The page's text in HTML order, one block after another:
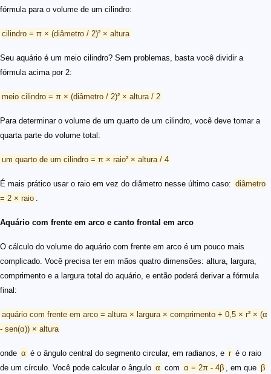
fórmula para o volume de um cilindro:
cilindro = π × (diâmetro / 2)² × altura
Seu aquário é um meio cilindro? Sem problemas, basta você dividir a
fórmula acima por 2:
meio cilindro = π × (diâmetro / 2)² × altura / 2
Para determinar o volume de um quarto de um cilindro, você deve tomar a
quarta parte do volume total:
um quarto de um cilindro = π × raio² × altura / 4
É mais prático usar o raio em vez do diâmetro nesse último caso: diâmetro
= 2 × raio
Aquário com frente em arco e canto frontal em arco
O cálculo do volume do aquário com frente em arco é um pouco mais
complicado. Você precisa ter em mãos quatro dimensões: altura, largura,
comprimento e a largura total do aquário, e então poderá derivar a fórmula
final:
aquário com frente em arco = altura × largura × comprimento + 0,5 × r² × (α
- sen(α)) × altura
onde α é o ângulo central do segmento circular, em radianos, e r é o raio
de um círculo. Você pode calcular o ângulo α com α = 2π - 4β , em que β